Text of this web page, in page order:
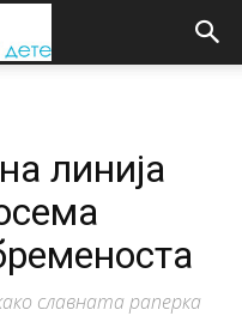
линија
славната раперка